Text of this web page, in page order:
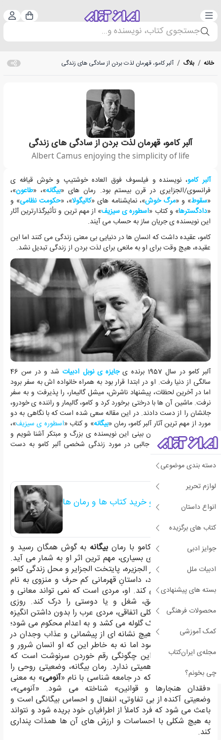
دسته‌بندی سبد
جستجوی کتاب، نویسنده و...
دسته بندی موضوعی
لوازم تحریر
انواع داستان
کتاب های برگزیده
جوایز ادبی
ادبیات ملل
بسته های پیشنهادی
محصولات فرهنگی
کمک آموزشی
مجله‌ی ایران‌کتاب
چی بخونم؟
خانه / بلاگ / آلبر کامو، قهرمان لذت بردن از سادگی های زندگی
آلبر کامو، قهرمان لذت بردن از سادگی های زندگی
Albert Camus enjoying the simplicity of life
در این مقاله سعی شده است با فلسفه و جهان بینی این نویسنده ی بزرگ و
آلبر کامو، نویسنده و فیلسوف فوق العاده خوشتیپ و خوش قیافه ی
فرانسوی/الجزایری در قرن بیستم بود. رمان های «بیگانه»، «طاعون»،
«سقوط» و «مرگ خوش»، نمایشنامه های «کالیگولا»، «حکومت نظامی» و
«دادگسترها» و کتاب «اسطوره ی سیزیف» از مهم ترین و تأثیرگذارترین آثار
این نویسنده ی جریان ساز به حساب می آیند.
کامو، عقیده داشت که انسان ها در دنیایی بی معنی زندگی می کنند اما این
عقیده، هیچ وقت برای او به مانعی برای لذت بردن از زندگی تبدیل نشد.
آلبر کامو در سال 1957 برنده ی جایزه ی نوبل ادبیات
شد و در سن 46
سالگی از دنیا رفت. او در ابتدا قرار بود به همراه خانواده اش به سفر برود
اما در آخرین لحظات، پیشنهاد ناشرش، میشل گالیمار، را پذیرفت و به سفر
نرفت. ماشین آن ها با درختی برخورد کرد و کامو، گالیمار و راننده ی خودرو،
جانشان را از دست دادند. در این مقاله سعی شده است که با نگاهی به دو
مورد از مهم ترین آثار آلبر کامو، رمان «بیگانه» و کتاب «اسطوره ی سیزیف»،
بیشتر با فلسفه و جهان بینی این نویسنده ی بزرگ و مبتکر آشنا شویم و
علاوه بر آن، اطلاعات جالبی در مورد زندگی شخصی آلبر کامو به دست
آوریم.
***
معرفی ، بررسی و خرید کتاب ها و رمان ها
ی آلبر کامو
نام و آوازه ی آلبر کامو با رمان بیگانه به گوش همگان رسید و
همچنان به عقیده ی بسیاری، مهم ترین اثر او به شمار می آید.
این رمان که در شهر الجزیره، پایتخت الجزایر و محل زندگی کامو
در کودکی، می گذرد، داستانِ قهرمانی کم حرف و منزوی به نام
مورسو را روایت می کند. او، مردی است که نمی تواند معانی و
مفاهیمی چون عشق، شغل و یا دوستی را درک کند. روزی
مورسو، تقریباً به شکلی اتفاقی، مردی عرب را بدون داشتن انگیزه
ای مشخص با شلیک گلوله می کشد و به اعدام محکوم می شود؛
پس از این اتفاق، هیچ نشانه ای از پیشمانی و عذاب وجدان در
مورسو دیده نمی شود اما نه به خاطر این که او انسان شرور و
خبیثی است بلکه این چگونگی رقم خوردن سرنوشت است که
دیگر برایش هیچ اهمیتی ندارد. رمان بیگانه، وضعیتی روحی را
به تصویر می کشد که در جامعه شناسی با نام «آنومی» به معنی
«فقدان هنجارها و قوانین» شناخته می شود. «آنومی»،
وضعیتی آکنده از بی تفاوتی، انفعال و احساس بیگانگی است و
باعث می شود که فرد کاملاً از اطرافیان خود بریده شود و نتواند
به هیچ شکلی با احساسات و ارزش های آن ها همذات پنداری
کند.